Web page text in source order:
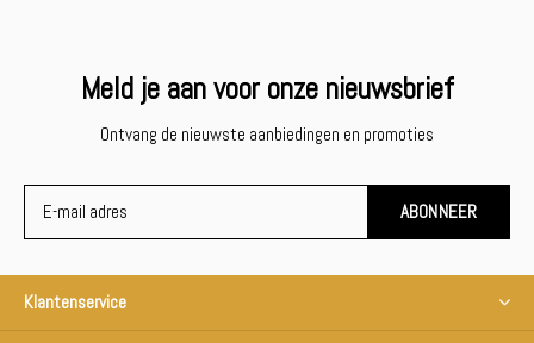
Meld je aan voor onze nieuwsbrief
Ontvang de nieuwste aanbiedingen en promoties
ABONNEER
Klantenservice